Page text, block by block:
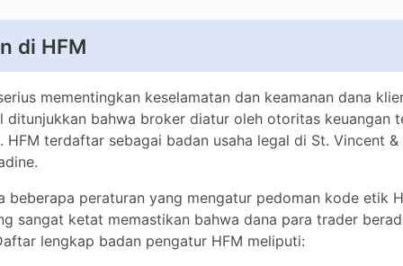
pasar trading
Akun Mikro, akun Premium,
spread, akun PAMM, akun
di HFM
mementingkan keselamatan dan keamanan dana
bahwa broker diatur oleh otoritas keuangan terkemuka di
badan usaha legal di St. Vincent & undang-undang
beberapa peraturan yang mengatur pedoman kode etik HFM.
memastikan bahwa dana para trader berada di tangan
pengatur HFM meliputi:
Conduct Authority (United Kingdom)